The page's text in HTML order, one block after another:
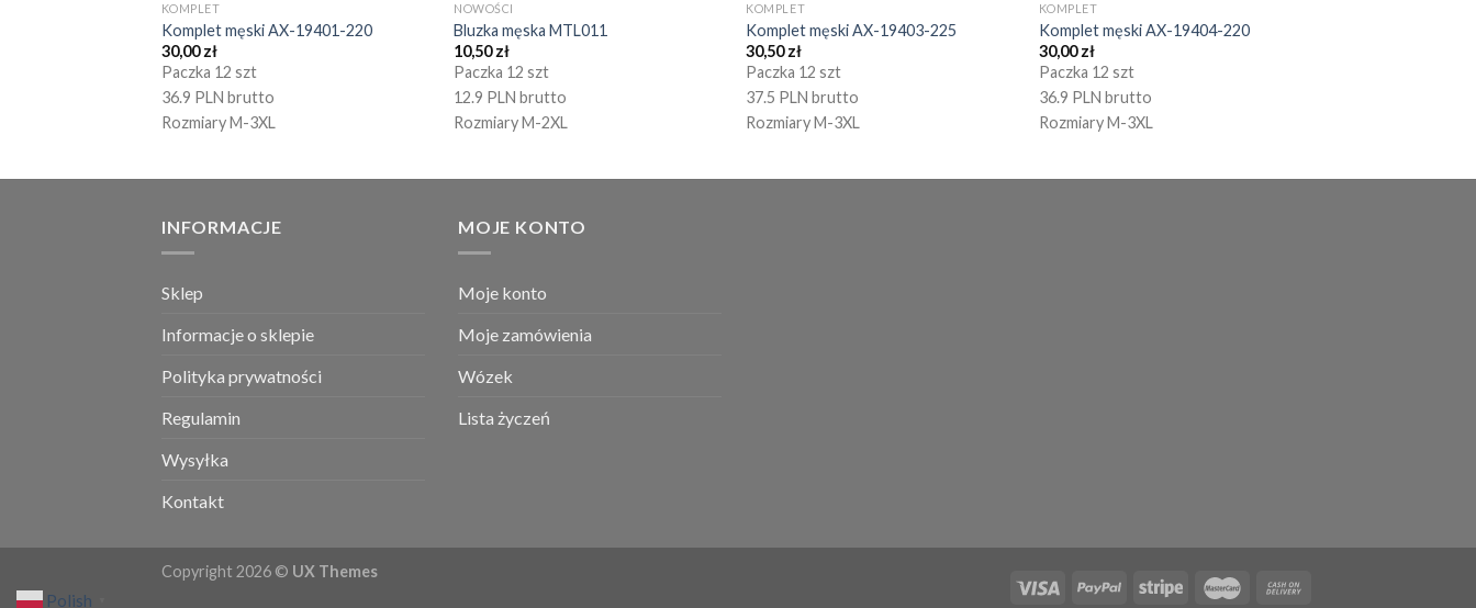
KOMPLET
Komplet męski AX-19401-220
30,00zł
Paczka 12 szt
36.9 PLN brutto
Rozmiary M-3XL
NOWOŚCI
Bluzka męska MTL011
10,50zł
Paczka 12 szt
12.9 PLN brutto
Rozmiary M-2XL
KOMPLET
Komplet męski AX-19403-225
30,50zł
Paczka 12 szt
37.5 PLN brutto
Rozmiary M-3XL
KOMPLET
Komplet męski AX-19404-220
30,00zł
Paczka 12 szt
36.9 PLN brutto
Rozmiary M-3XL
INFORMACJE
Sklep
Informacje o sklepie
Polityka prywatności
Regulamin
Wysyłka
Kontakt
MOJE KONTO
Moje konto
Moje zamówienia
Wózek
Lista życzeń
Copyright 2026 © UX Themes
Polish